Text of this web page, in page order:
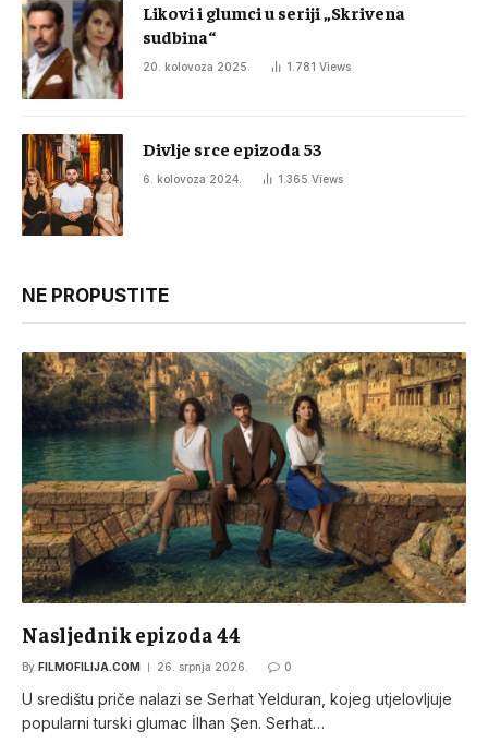
Likovi i glumci u seriji „Skrivena
sudbina“
20. kolovoza 2025. 1.781 Views
Divlje srce epizoda 53
6. kolovoza 2024. 1.365 Views
NE PROPUSTITE
Nasljednik epizoda 44
By FILMOFILIJA.COM 26. srpnja 2026. 0
U središtu priče nalazi se Serhat Yelduran, kojeg utjelovljuje
popularni turski glumac İlhan Şen. Serhat…